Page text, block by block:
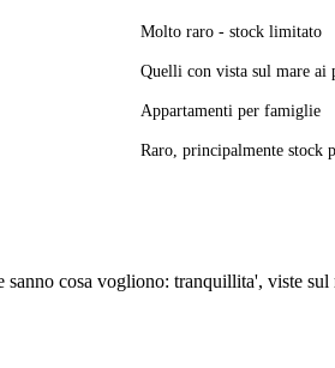
Molto raro - stock limitato
Quelli con vista sul mare ai
Appartamenti per famiglie
Raro, principalmente stock
cosa vogliono: tranquillita', viste